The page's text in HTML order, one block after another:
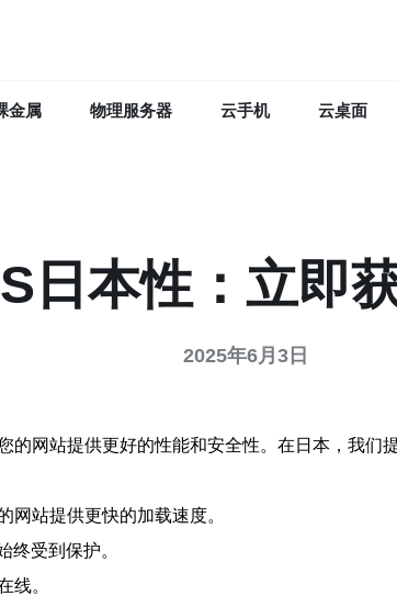
金属 物理服务器 云手机 云桌面
日本性：立即
2025年6月3日
网站提供更好的性能和安全性。在日本，我们
站提供更快的加载速度。
终受到保护。
线。